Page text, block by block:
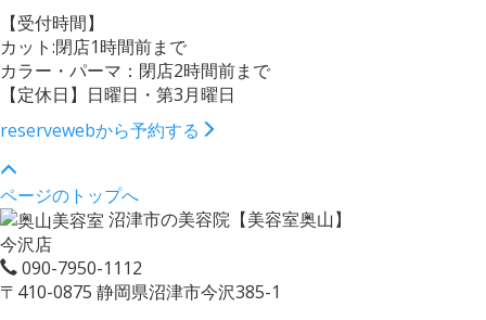
【受付時間】
カット:閉店1時間前まで
カラー・パーマ：閉店2時間前まで
【定休日】日曜日・第3月曜日
reservewebから予約する
ページのトップへ
沼津市の美容院【美容室奥山】
今沢店
090-7950-1112
〒410-0875 静岡県沼津市今沢385-1